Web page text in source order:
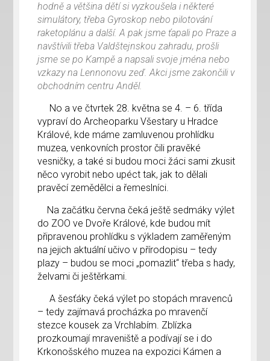
hodně a většina dětí si vyzkoušela i některé
simulátory, třeba Gyroskop nebo pilotování
raketoplánu a další. A pak jsme ťapali po Praze a
navštívili třeba Valdštejnskou zahradu, prošli
jsme se po Kampě a napsali svoje jména nebo
vzkazy na Lennonovu zeď. Akci jsme zakončili v
obchodním centru Anděl.
No a ve čtvrtek 28. května se 4. – 6. třída
vypraví do Archeoparku Všestary u Hradce
Králové, kde máme zamluvenou prohlídku
muzea, venkovních prostor čili pravěké
vesničky, a také si budou moci žáci sami zkusit
něco vyrobit nebo upéct tak, jak to dělali
pravěcí zemědělci a řemeslníci.
Na začátku června čeká ještě sedmáky výlet
do ZOO ve Dvoře Králové, kde budou mít
připravenou prohlídku s výkladem zaměřeným
na jejich aktuální učivo v přírodopisu – tedy
plazy – budou se moci „pomazlit“ třeba s hady,
želvami či ještěrkami.
A šesťáky čeká výlet po stopách mravenců
– tedy zajímavá procházka po mravenčí
stezce kousek za Vrchlabím. Zblízka
prozkoumají mraveniště a podívají se i do
Krkonošského muzea na expozici Kámen a